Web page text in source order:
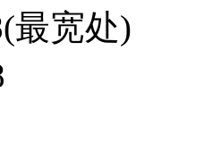
最宽处)